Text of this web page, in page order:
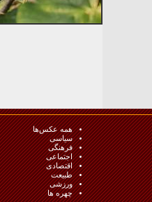
همه عکس‌ها
سیاسی
فرهنگی
اجتماعی
اقتصادی
طبيعت
ورزشی
چهره ها